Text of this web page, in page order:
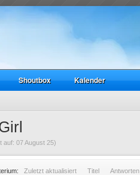
Shoutbox Kalender
auf: 07 August 25)
Zuletzt aktualisiert Titel Antworten